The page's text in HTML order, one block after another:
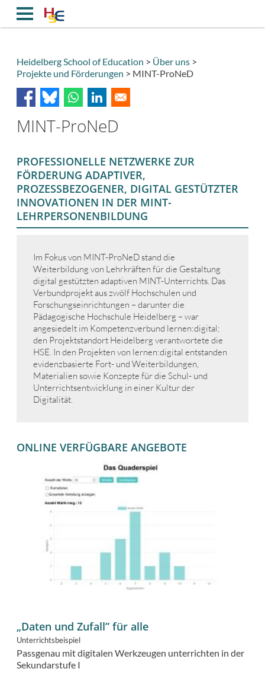
Inhalt
Breadcrumb
Heidelberg School of Education
Über uns
Projekte und Förderungen
MINT-ProNeD
MINT-ProNeD
PROFESSIONELLE NETZWERKE ZUR
FÖRDERUNG ADAPTIVER,
PROZESSBEZOGENER, DIGITAL GESTÜTZTER
INNOVATIONEN IN DER MINT-
LEHRPERSONENBILDUNG
Im Fokus von MINT-ProNeD stand die
Weiterbildung von Lehrkräften für die Gestaltung
digital gestützten adaptiven MINT-Unterrichts. Das
Verbundprojekt aus zwölf Hochschulen und
Forschungseinrichtungen – darunter die
Pädagogische Hochschule Heidelberg – war
angesiedelt im Kompetenzverbund lernen:digital;
den Projektstandort Heidelberg verantwortete die
HSE. In den Projekten von lernen:digital entstanden
evidenzbasierte Fort- und Weiterbildungen,
Materialien sowie Konzepte für die Schul- und
Unterrichtsentwicklung in einer Kultur der
Digitalität.
ONLINE VERFÜGBARE ANGEBOTE
„Daten und Zufall” für alle
Unterrichtsbeispiel
Passgenau mit digitalen Werkzeugen unterrichten in der
Sekundarstufe I